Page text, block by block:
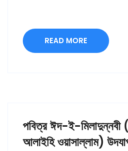
READ MORE
পবিত্র ঈদ-ই-মিলাদুন্নবী
আলাইহি ওয়াসাল্লাম)